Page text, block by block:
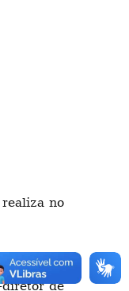
no
será
de